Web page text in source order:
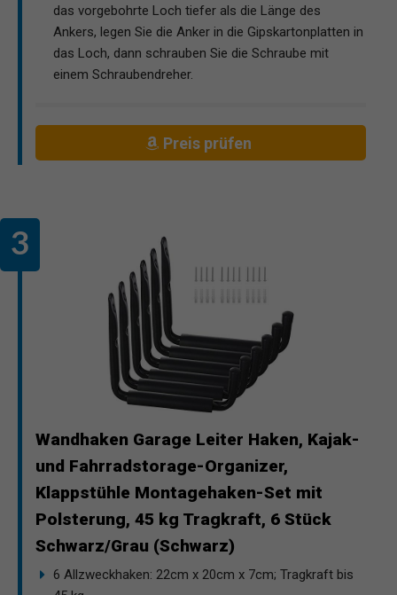
das vorgebohrte Loch tiefer als die Länge des
Ankers, legen Sie die Anker in die Gipskartonplatten in
das Loch, dann schrauben Sie die Schraube mit
einem Schraubendreher.
Preis prüfen
Wandhaken Garage Leiter Haken, Kajak-
und Fahrradstorage-Organizer,
Klappstühle Montagehaken-Set mit
Polsterung, 45 kg Tragkraft, 6 Stück
Schwarz/Grau (Schwarz)
6 Allzweckhaken: 22cm x 20cm x 7cm; Tragkraft bis